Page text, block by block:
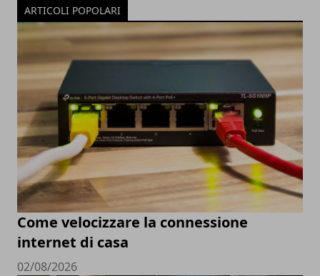
ARTICOLI POPOLARI
Come velocizzare la connessione
internet di casa
02/08/2026